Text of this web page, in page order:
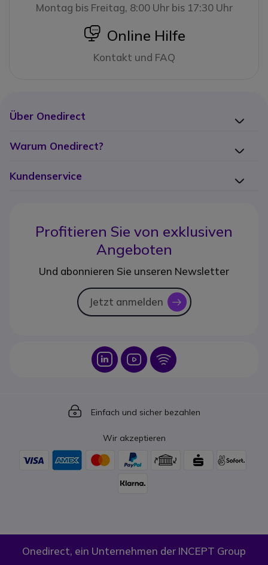
Montag bis Freitag, 8:00 Uhr bis 17:30 Uhr
icon
Online Hilfe
Kontakt und FAQ
Über Onedirect
Warum Onedirect?
Kundenservice
Profitieren Sie von exklusiven
Angeboten
Und abonnieren Sie unseren Newsletter
Jetzt anmelden icon
Icon Icon Icon
Icon
Einfach und sicher bezahlen
Wir akzeptieren
Onedirect, ein Unternehmen der INCEPT Group